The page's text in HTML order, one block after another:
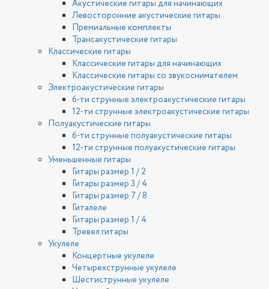
Акустические гитары для начинающих
Левосторонние акустические гитары
Премиальные комплекты
Трансакустические гитары
Классические гитары
Классические гитары для начинающих
Классические гитары со звукоснимателем
Электроакустические гитары
6-ти струнные электроакустические гитары
12-ти струнные электроакустические гитары
Полуакустические гитары
6-ти струнные полуакустические гитары
12-ти струнные полуакустические гитары
Уменьшенные гитары
Гитары размер 1 / 2
Гитары размер 3 / 4
Гитары размер 7 / 8
Гиталеле
Гитары размер 1 / 4
Тревел гитары
Укулеле
Концертные укулеле
Четырехструнные укулеле
Шестиструнные укулеле